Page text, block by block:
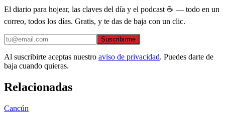
El diario para hojear, las claves del día y el podcast ☕ — todo en un
correo, todos los días. Gratis, y te das de baja con un clic.
Suscribirme
Al suscribirte aceptas nuestro aviso de privacidad. Puedes darte de
baja cuando quieras.
Relacionadas
Cancún